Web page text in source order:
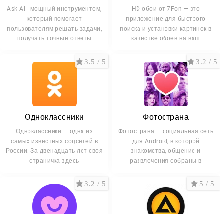
Ask AI - мощный инструментом,
который помогает
пользователям решать задачи,
получать точные ответы
HD обои от 7Fon — это
приложение для быстрого
поиска и установки картинок в
качестве обоев на ваш
Одноклассники
Одноклассники — одна из
самых известных соцсетей в
России. За двенадцать лет своя
страничка здесь
3.5 / 5
Фотострана
Фотострана — социальная сеть
для Android, в которой
знакомства, общение и
развлечения собраны в
3.2 / 5
3.2 / 5 5 / 5